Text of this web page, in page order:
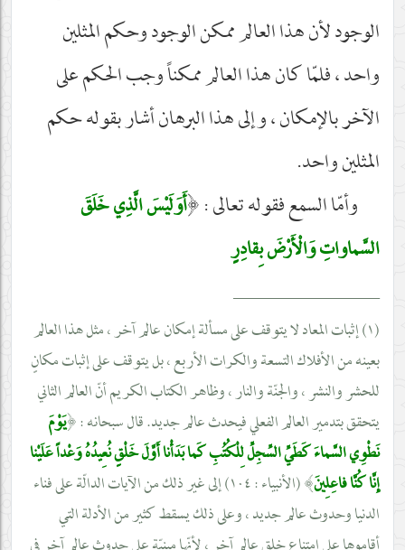
الوجود لأن هذا العالم ممكن الوجود وحكم المثلين
واحد ، فلمّا كان هذا العالم ممكناً وجب الحكم على
الآخر بالإمكان ، وإلى هذا البرهان أشار بقوله حكم
المثلين واحد.
وأمّا السمع فقوله تعالى :﴿أَوَلَيْسَ الَّذِي خَلَقَ
السَّماواتِ وَالْأَرْضَ بِقادِرٍ
__________________
(١) إثبات المعاد لا يتوقف على مسألة إمكان عالم آخر ، مثل هذا العالم
بعينه من الأفلاك التسعة والكرات الأربع ، بل يتوقف على إثبات مكانٍ
للحشر والنشر ، والجنّة والنار ، وظاهر الكتاب الكريم أنّ العالم الثاني
يتحقق بتدمير العالم الفعلي فيحدث عالم جديد. قال سبحانه :﴿يَوْمَ
نَطْوِي السَّماءَ كَطَيِّ السِّجِلِّ لِلْكُتُبِ كَما بَدَأْنا أَوَّلَ خَلْقٍ نُعِيدُهُ وَعْداً عَلَيْنا
إِنَّا كُنَّا فاعِلِينَ﴾
(الأنبياء : ١٠٤) إلى غير ذلك من الآيات الدالّة على فناء
الدنيا وحدوث عالم جديد ، وعلى ذلك يسقط كثير من الأدلة التي